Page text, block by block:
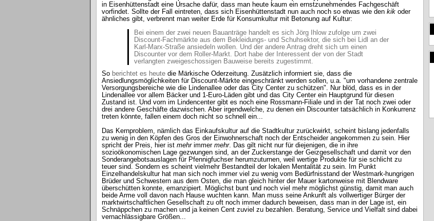
in Eisenhüttenstadt eine Ursache dafür, dass man heute kaum ein ernstzunehmendes Fachgeschäft
vorfindet. Sollte der Fall eintreten, dass sich Eisenhüttenstadt nun auch noch so etwas wie den kik oder
ähnliches gibt, verbrennt man weiter Erde für Konsumkultur mit Betonung auf Kultur:
Bei einem der zwei neuen Bauanträge handelt es sich Jörg Ihlow zufolge um zwei
Discount-Fachmärkte aus dem Bekleidungs- und Schuhsektor, die sich bei Lidl an der
Karl-Marx-Straße ansiedeln wollen. Und der andere Antrag dreht sich um einen
Discounter vor dem Roller-Markt. Dort habe der Interessent der von der Stadt
verlangten zweigeschossigen Bauweise bereits zugestimmt.
So berichtet es heute die Märkische Oderzeitung. Zusätzlich informiert sie, dass die
Ansiedlungsmöglichkeiten für Discount-Märkte eingeschränkt werden sollen, u.a. "um vorhandene zentrale
Versorgungsbereiche wie die Lindenallee oder das City Center zu schützen". Nur blöd, dass es in der
Lindenallee vor allem Bäcker und 1-Euro-Läden gibt und das City Center ein Hauptgrund für diesen
Zustand ist. Und vorn im Lindencenter gibt es noch eine Rossmann-Filiale und in der Tat noch zwei oder
drei andere Geschäfte dazwischen. Aber irgendwelche, zu denen ein Discounter tatsächlich in Konkurrenz
treten könnte, fallen einem doch nicht so schnell ein...
Das Kernproblem, nämlich das Einkaufskultur auf die Stadtkultur zurückwirkt, scheint bislang jedenfalls
zu wenig in den Köpfen des Gros der Einwohnerschaft noch der Entscheider angekommen zu sein. Hier
spricht der Preis, hier ist mehrimmer mehr. Das gilt nicht nur für diejenigen, die in ihre
sozioökonomischen Lage gezwungen sind, an der Zuckerstange der Geizgesellschaft und damit vor den
Sonderangebotsauslagen für Pfennigfuchser herumzuturnen, weil wertige Produkte für sie schlicht zu
teuer sind. Sondern es scheint vielmehr Bestandteil der lokalen Mentalität zu sein. Im Punkt
Einzelhandelskultur hat man sich noch immer viel zu wenig vom Bedürfnisstand der Westmark-hungrigen
Brüder und Schwestern aus dem Osten, die man gleich hinter der Mauer kartonweise mit Blendware
überschütten konnte, emanzipiert. Möglichst bunt und noch viel mehr möglichst günstig, damit man auch
beide Arme voll davon nach Hause wuchten kann. Man muss seine Ankunft als vollwertiger Bürger der
marktwirtschaftlichen Gesellschaft zu oft noch immer dadurch beweisen, dass man in der Lage ist, ein
Schnäppchen zu machen und ja keinen Cent zuviel zu bezahlen. Beratung, Service und Vielfalt sind dabei
vernachlässigbare Größen...